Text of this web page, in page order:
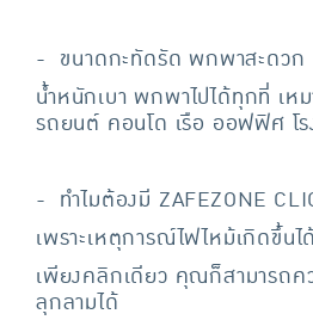
- ขนาดกะทัดรัด พกพาสะดวก
น้ำหนักเบา พกพาไปได้ทุกที่ เหม
รถยนต์ คอนโด เรือ ออฟฟิศ โร
- ทำไมต้องมี ZAFEZONE
เพราะเหตุการณ์ไฟไหม้เกิดขึ้น
เพียงคลิกเดียว คุณก็สามารถค
ลุกลามได้